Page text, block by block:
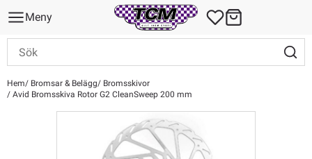
Meny
Hem Bromsar & Belägg
Bromsskivor
Avid Bromsskiva Rotor G2 CleanSweep 200 mm